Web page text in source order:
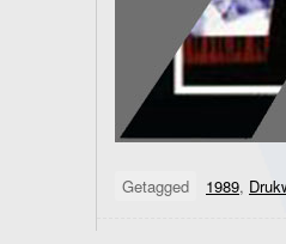
Getagged 1989,